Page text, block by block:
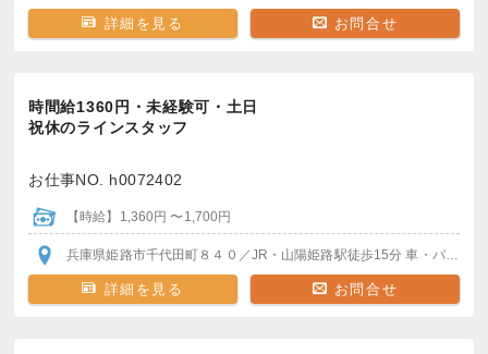
詳細を見る お問合せ
時間給1360円・未経験可・土日
祝休のラインスタッフ
お仕事NO. h0072402
【時給】1,360円 〜1,700円
兵庫県姫路市千代田町８４０ ／JR・山陽姫路駅徒歩15分 車・バイク・自転車通勤OK
詳細を見る お問合せ